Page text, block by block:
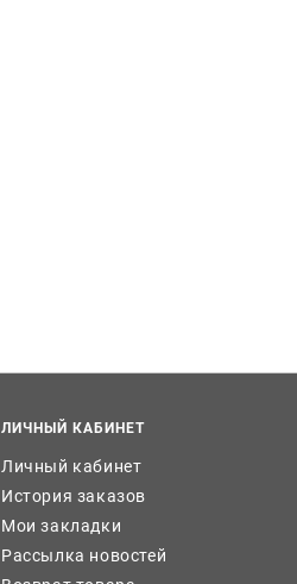
ЛИЧНЫЙ КАБИНЕТ
Личный кабинет
История заказов
Мои закладки
Рассылка новостей